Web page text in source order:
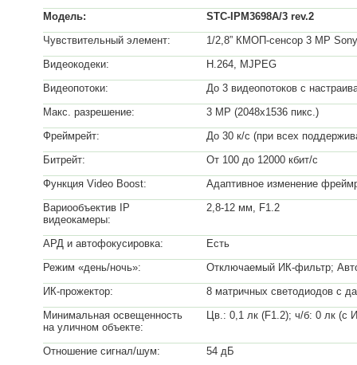
Модель:
STC-IPM3698A/3 rev.2
Чувствительный элемент:
1/2,8” КМОП-сенсор 3 МР
Видеокодеки:
H.264, MJPEG
Видеопотоки:
До 3 видеопотоков с
Макс. разрешение:
3 МР (2048x1536 пикс.)
Фреймрейт:
До 30 к/с (при всех
Битрейт:
От 100 до 12000 кбит/с
Функция Video Boost:
Адаптивное изменение
Вариообъектив IP
видеокамеры:
2,8-12 мм, F1.2
АРД и автофокусировка:
Есть
Режим «день/ночь»:
Отключаемый ИК-фильтр;
ИК-прожектор:
8 матричных светодиодов с
Минимальная освещенность
на уличном объекте:
Цв.: 0,1 лк (F1.2); ч/б: 0 лк (с
Отношение сигнал/шум:
54 дБ